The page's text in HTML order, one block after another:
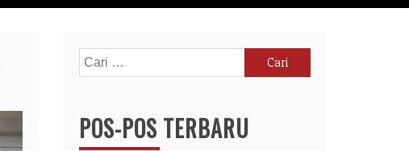
Cari
untuk:
POS-POS TERBARU